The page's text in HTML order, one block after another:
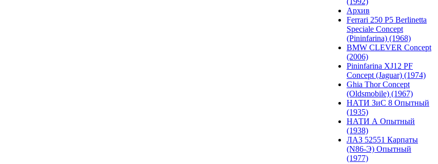
Архив
Ferrari 250 P5 Berlinetta
Speciale Concept
(Pininfarina) (1968)
BMW CLEVER Concept
(2006)
Pininfarina XJ12 PF
Concept (Jaguar) (1974)
Ghia Thor Concept
(Oldsmobile) (1967)
НАТИ ЗиС 8 Опытный
(1935)
НАТИ А Опытный
(1938)
ЛАЗ 52551 Карпаты
(N86-Э) Опытный
(1977)